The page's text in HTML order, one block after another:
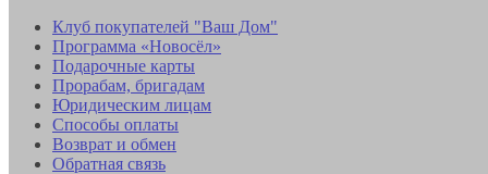
Клуб покупателей "Ваш Дом"
Программа «Новосёл»
Подарочные карты
Прорабам, бригадам
Юридическим лицам
Способы оплаты
Возврат и обмен
Обратная связь